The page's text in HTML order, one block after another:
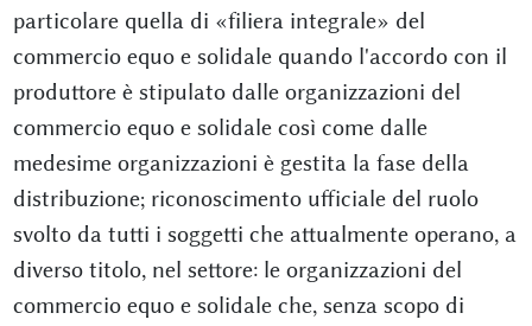
particolare quella di «filiera integrale» del
commercio equo e solidale quando l'accordo con il
produttore è stipulato dalle organizzazioni del
commercio equo e solidale così come dalle
medesime organizzazioni è gestita la fase della
distribuzione; riconoscimento ufficiale del ruolo
svolto da tutti i soggetti che attualmente operano, a
diverso titolo, nel settore: le organizzazioni del
commercio equo e solidale che, senza scopo di